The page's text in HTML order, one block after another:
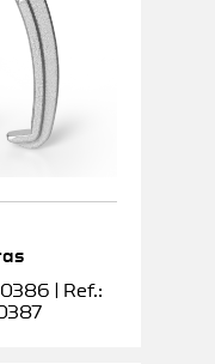
| Ref.: